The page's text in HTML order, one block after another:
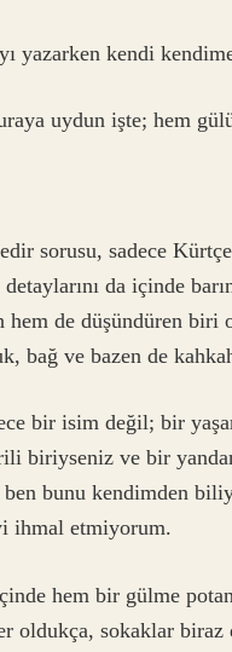
yazarken kendi
uydun işte; hem
sorusu, sadece
da içinde
de düşündüren biri
bağ ve bazen de
bir isim değil; bir
biriyseniz ve bir
bunu kendimden
ihmal etmiyorum.
hem bir gülme
oldukça, sokaklar